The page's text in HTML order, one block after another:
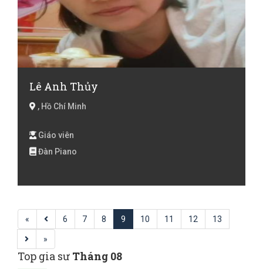
Lê Anh Thủy
, Hồ Chí Minh
Giáo viên
Đàn Piano
« 6 7 8 9 10 11 12 13
»
Top gia sư Tháng 08